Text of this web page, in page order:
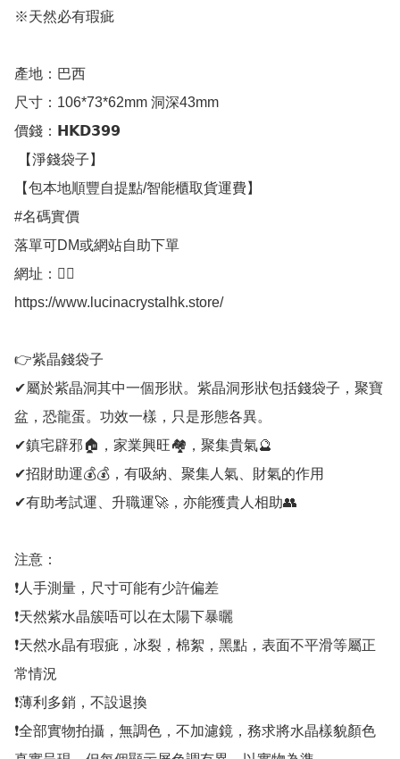
※天然必有瑕疵
產地：巴西
尺寸：106*73*62mm 洞深43mm
價錢：𝗛𝗞𝗗𝟯𝟵𝟵
【包本地順豐自提點/智能櫃取貨運費】
#名碼實價
落單可DM或網站自助下單
網址：👇🏻
https://www.lucinacrystalhk.store/
👉紫晶錢袋子
✔屬於紫晶洞其中一個形狀。紫晶洞形狀包括錢袋子，聚寶
盆，恐龍蛋。功效一樣，只是形態各異。
✔鎮宅辟邪🏠，家業興旺🏘，聚集貴氣🔮
✔招財助運💰💰，有吸納、聚集人氣、財氣的作用
✔有助考試運、升職運🚀，亦能獲貴人相助👥
注意：
❗人手測量，尺寸可能有少許偏差
❗天然紫水晶簇唔可以在太陽下暴曬
❗天然水晶有瑕疵，冰裂，棉絮，黑點，表面不平滑等屬正
常情況
❗薄利多銷，不設退換
❗全部實物拍攝，無調色，不加濾鏡，務求將水晶樣貌顏色